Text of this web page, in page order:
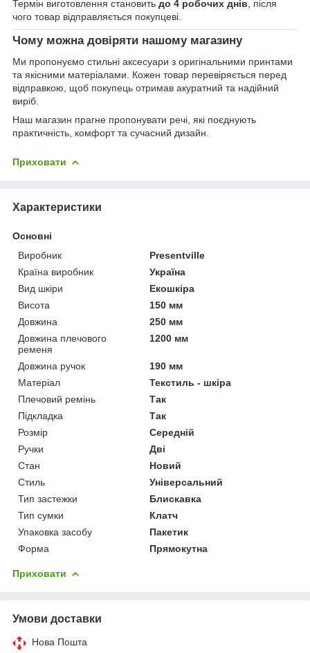
Термін виготовлення становить до 4 робочих днів , після
чого товар відправляється покупцеві.
Чому можна довіряти нашому магазину
Ми пропонуємо стильні аксесуари з оригінальними принтами
та якісними матеріалами. Кожен товар перевіряється перед
відправкою, щоб покупець отримав акуратний та надійний
виріб.
Наш магазин прагне пропонувати речі, які поєднують
практичність, комфорт та сучасний дизайн.
Приховати
Характеристики
Основні
Виробник
Presentville
Країна виробник
Україна
Вид шкіри
Екошкіра
Висота
150 мм
Довжина
250 мм
Довжина плечового
ременя
1200 мм
Довжина ручок
190 мм
Матеріал
Текстиль - шкіра
Плечовий ремінь
Так
Підкладка
Так
Розмір
Середній
Ручки
Дві
Стан
Новий
Стиль
Універсальний
Тип застежки
Блискавка
Тип сумки
Клатч
Упаковка засобу
Пакетик
Форма
Прямокутна
Приховати
Умови доставки
Нова Пошта